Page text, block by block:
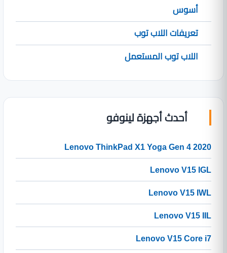
أسوس
تعريفات اللاب توب
اللاب توب المستعمل
أحدث أجهزة لينوفو
Lenovo ThinkPad X1 Yoga Gen 4 2020
Lenovo V15 IGL
Lenovo V15 IWL
Lenovo V15 IIL
Lenovo V15 Core i7